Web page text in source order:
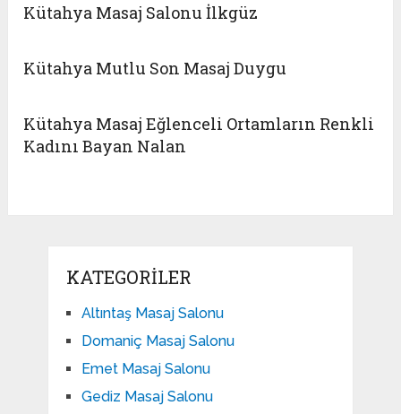
Kütahya Masaj Salonu İlkgüz
Kütahya Mutlu Son Masaj Duygu
Kütahya Masaj Eğlenceli Ortamların Renkli
Kadını Bayan Nalan
KATEGORILER
Altıntaş Masaj Salonu
Domaniç Masaj Salonu
Emet Masaj Salonu
Gediz Masaj Salonu